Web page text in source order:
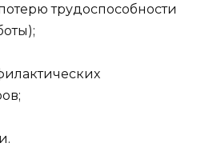
трудоспособности